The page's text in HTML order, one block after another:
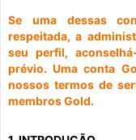
Se uma dessas
respeitada, a
seu perfil,
prévio. Uma conta
nossos termos de
membros Gold.